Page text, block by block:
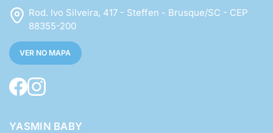
Rod. Ivo Silveira, 417 - Steffen - Brusque/SC - CEP
88355-200
VER NO MAPA
YASMIN BABY